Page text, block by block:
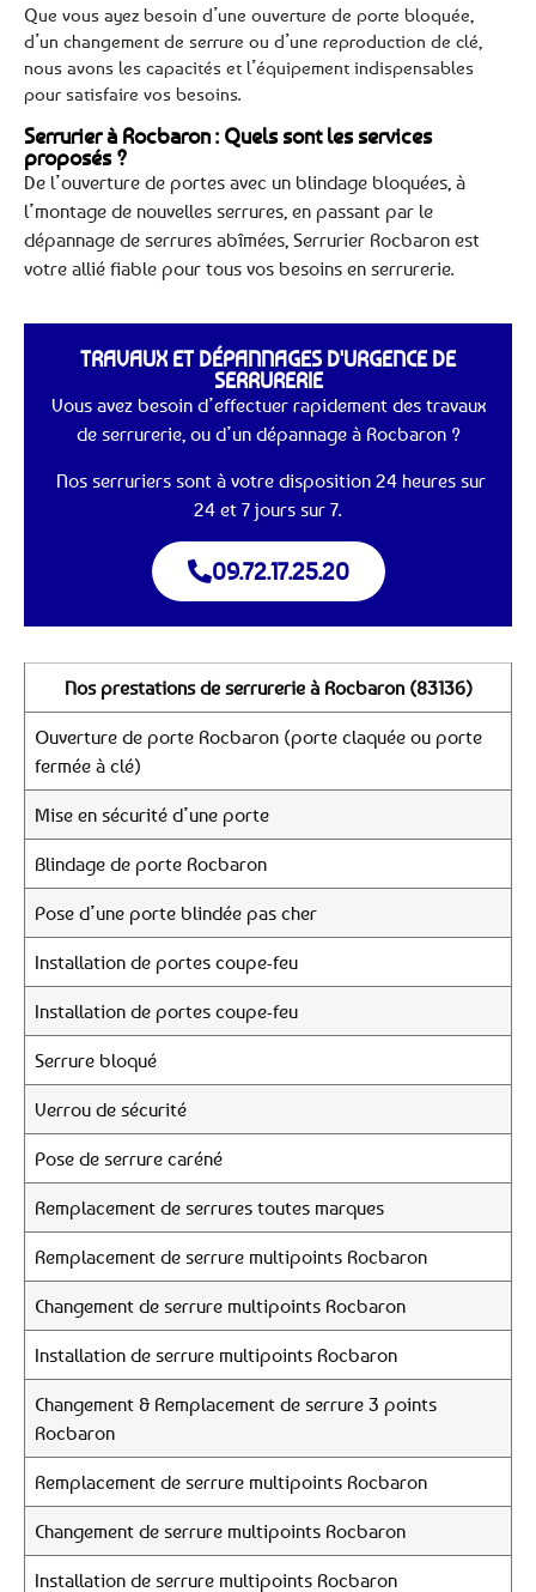
Que vous ayez besoin d’une ouverture de porte bloquée,
d’un changement de serrure ou d’une reproduction de clé,
nous avons les capacités et l’équipement indispensables
pour satisfaire vos besoins.
Serrurier à Rocbaron : Quels sont les services
proposés ?
De l’ouverture de portes avec un blindage bloquées, à
l’montage de nouvelles serrures, en passant par le
dépannage de serrures abîmées, Serrurier Rocbaron est
votre allié fiable pour tous vos besoins en serrurerie.
TRAVAUX ET DÉPANNAGES D'URGENCE DE
SERRURERIE
Vous avez besoin d’effectuer rapidement des travaux
de serrurerie, ou d’un dépannage à Rocbaron ?
Nos serruriers sont à votre disposition 24 heures sur
24 et 7 jours sur 7.
09.72.17.25.20
Nos prestations de serrurerie à Rocbaron (83136)
Ouverture de porte Rocbaron (porte claquée ou porte
fermée à clé)
Mise en sécurité d’une porte
Blindage de porte Rocbaron
Pose d’une porte blindée pas cher
Installation de portes coupe-feu
Installation de portes coupe-feu
Serrure bloqué
Verrou de sécurité
Pose de serrure caréné
Remplacement de serrures toutes marques
Remplacement de serrure multipoints Rocbaron
Changement de serrure multipoints Rocbaron
Installation de serrure multipoints Rocbaron
Changement & Remplacement de serrure 3 points
Rocbaron
Remplacement de serrure multipoints Rocbaron
Changement de serrure multipoints Rocbaron
Installation de serrure multipoints Rocbaron